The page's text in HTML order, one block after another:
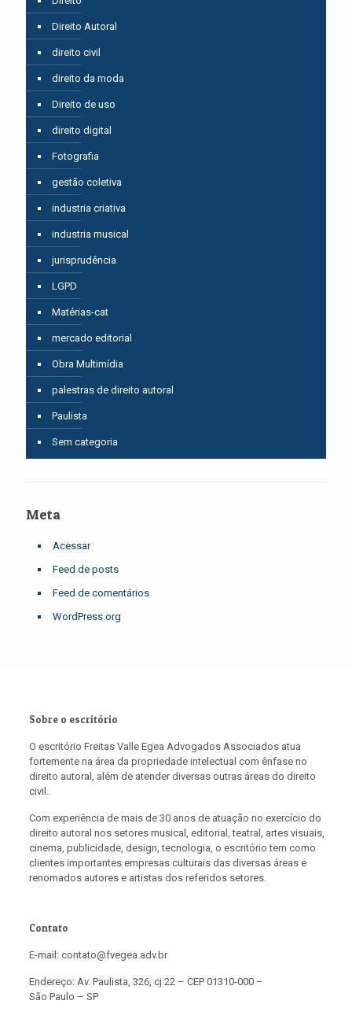
Direito Autoral
direito civil
direito da moda
Direito de uso
direito digital
Fotografia
gestão coletiva
industria criativa
industria musical
jurisprudência
LGPD
Matérias-cat
mercado editorial
Obra Multimídia
palestras de direito autoral
Paulista
Sem categoria
Meta
Acessar
Feed de posts
Feed de comentários
WordPress.org
Sobre o escritório
O escritório Freitas Valle Egea Advogados Associados atua
fortemente na área da propriedade intelectual com ênfase no
direito autoral, além de atender diversas outras áreas do direito
civil.
Com experiência de mais de 30 anos de atuação no exercício do
direito autoral nos setores musical, editorial, teatral, artes visuais,
cinema, publicidade, design, tecnologia, o escritório tem como
clientes importantes empresas culturais das diversas áreas e
renomados autores e artistas dos referidos setores.
Contato
E-mail: contato@fvegea.adv.br
Endereço: Av. Paulista, 326, cj 22 – CEP 01310-000 –
São Paulo – SP